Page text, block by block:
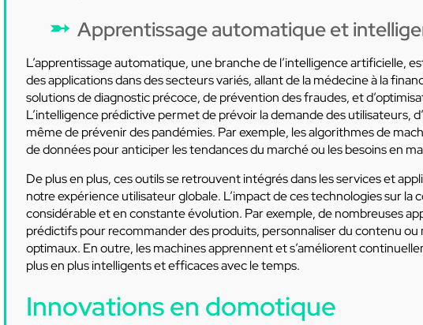
Apprentissage automatique et
L’apprentissage automatique, une branche de l’intelligence artificielle,
des applications dans des secteurs variés, allant de la médecine à la
solutions de diagnostic précoce, de prévention des fraudes, et
L’intelligence prédictive permet de prévoir la demande des utilisateurs,
même de prévenir des pandémies. Par exemple, les algorithmes de
de données pour anticiper les tendances du marché ou les besoins en
De plus en plus, ces outils se retrouvent intégrés dans les services et
notre expérience utilisateur globale. L’impact de ces technologies sur
considérable et en constante évolution. Par exemple, de nombreuses
prédictifs pour recommander des produits, personnaliser du contenu
optimaux. En outre, les machines apprennent et s’améliorent
plus en plus intelligents et efficaces avec le temps.
Innovations en domotique